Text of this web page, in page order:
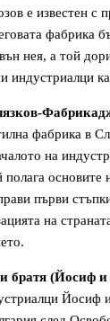
е известен с
фабрика
нея, а той
индустриалци
фабрика в
на
основите
първи
на
братя (Йосиф
Йосиф